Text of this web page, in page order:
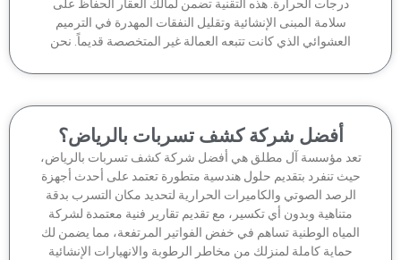
درجات الحرارة. هذه التقنية تضمن لمالك العقار الحفاظ على
سلامة المبنى الإنشائية وتقليل النفقات المهدرة في الترميم
العشوائي الذي كانت تتبعه العمالة غير المتخصصة قديماً. نحن
أفضل شركة كشف تسربات بالرياض؟
مؤسسة آل مطلق هي أفضل شركة كشف تسربات بالرياض،
تنفرد بتقديم حلول هندسية متطورة تعتمد على أحدث أجهزة
الرصد الصوتي والكاميرات الحرارية لتحديد مكان التسرب بدقة
متناهية وبدون أي تكسير، مع تقديم تقارير فنية معتمدة لشركة
الوطنية تساهم في خفض الفواتير المرتفعة، مما يضمن لك
حماية كاملة لمنزلك من مخاطر الرطوبة والانهيارات الإنشائية